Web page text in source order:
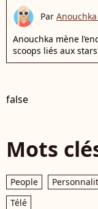
Par
Anouchka mène
scoops liés aux
false
Mots
People
Télé